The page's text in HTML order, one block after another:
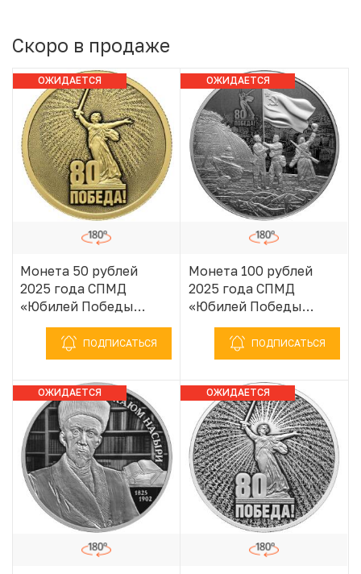
Скоро в продаже
ОЖИДАЕТСЯ
ПОСТУПЛЕНИЕ
Монета 50 рублей
2025 года СПМД
«Юбилей Победы
Советского народа в
Великой
Отечественной войне
ПОДПИСАТЬСЯ
ОЖИДАЕТСЯ
ПОСТУПЛЕНИЕ
Монета 100 рублей
2025 года СПМД
«Юбилей Победы
Советского народа в
Великой
Отечественной войне
ПОДПИСАТЬСЯ
ОЖИДАЕТСЯ
ПОСТУПЛЕНИЕ
ОЖИДАЕТСЯ
ПОСТУПЛЕНИЕ